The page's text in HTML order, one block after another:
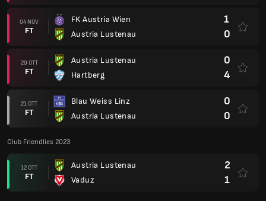
04 NOV
FT
FK Austria Wien
Austria Lustenau
1
0
29 OTT
FT
Austria Lustenau
Hartberg
0
4
21 OTT
FT
Blau Weiss Linz
Austria Lustenau
0
0
Club Friendlies 2023
12 OTT
FT
Austria Lustenau
Vaduz
2
1